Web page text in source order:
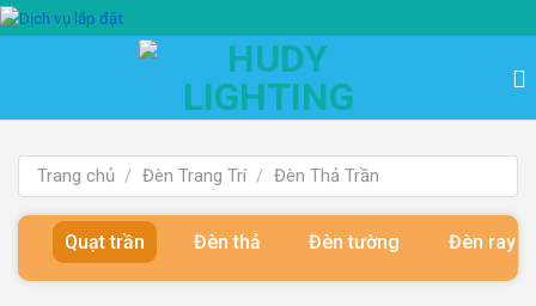
Bỏ
dung
Trang chủ / Đèn Trang Trí / Đèn Thả Trần
Quạt trần Đèn thả Đèn tường Đèn ray